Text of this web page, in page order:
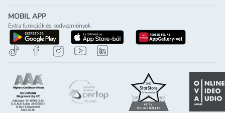
MOBIL APP
Extra funkciók és kedvezmények
letöltés a google-play-rölletöltés az app-store-ból
letöltés